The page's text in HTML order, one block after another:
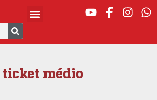
ticket médio